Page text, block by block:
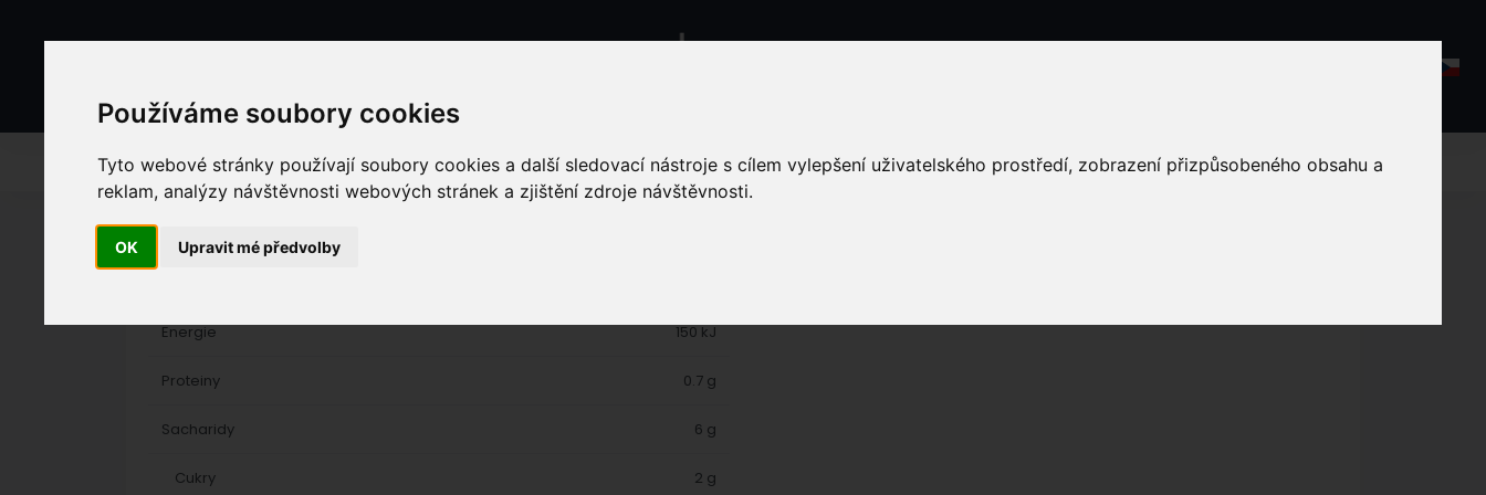
Používáme soubory cookies
Tyto webové stránky používají soubory cookies a další sledovací nástroje s cílem vylepšení uživatelského prostředí, zobrazení přizpůsobeného obsahu a
reklam, analýzy návštěvnosti webových stránek a zjištění zdroje návštěvnosti.
OK Upravit mé předvolby
Kalkulačky Recepty Potraviny Kontakt
Energie 150 kJ
Proteiny 0.7 g
Sacharidy 6 g
Cukry 2 g